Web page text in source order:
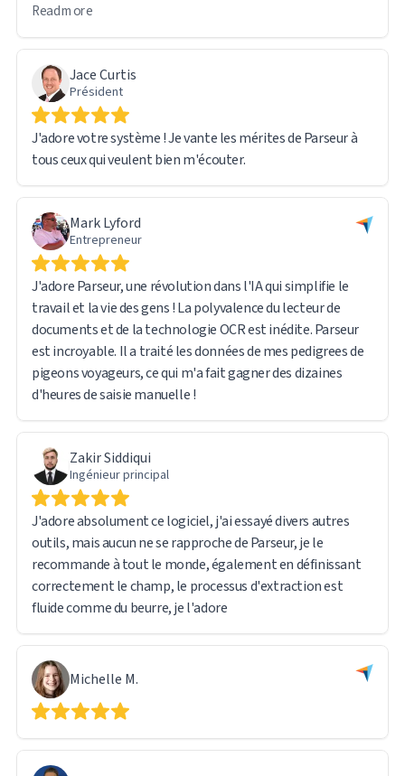
Le logiciel est intuitif et convivial. J'ai également trouvé
très utile le fait que le fichier original reste accessible via
un lien URL direct dans le rapport exporté, ce qui facilite la
consultation des documents sources en cas de besoin.
Le traitement d'un tel volume de données a engendré
quelques difficultés techniques. Cependant, l'équipe
d'assistance de Parseur a été rapide et réactive. En réalité,
main plutôt qu'à une limitation du logiciel ; le système,
quant à lui, fonctionnait parfaitement.
Je suis très satisfait de cette expérience et je recommande
vivement Parseur à toute personne confrontée au
traitement et à l'extraction de données de volumes
importants de documents.
Read more
Jace Curtis
Président
J'adore votre système ! Je vante les mérites de Parseur à
tous ceux qui veulent bien m'écouter.
Mark Lyford
Entrepreneur
J'adore Parseur, une révolution dans l'IA qui simplifie le
travail et la vie des gens ! La polyvalence du lecteur de
documents et de la technologie OCR est inédite. Parseur
est incroyable. Il a traité les données de mes pedigrees de
pigeons voyageurs, ce qui m'a fait gagner des dizaines
d'heures de saisie manuelle !
Zakir Siddiqui
Ingénieur principal
J'adore absolument ce logiciel, j'ai essayé divers autres
outils, mais aucun ne se rapproche de Parseur, je le
recommande à tout le monde, également en définissant
correctement le champ, le processus d'extraction est
fluide comme du beurre, je l'adore
Michelle M.